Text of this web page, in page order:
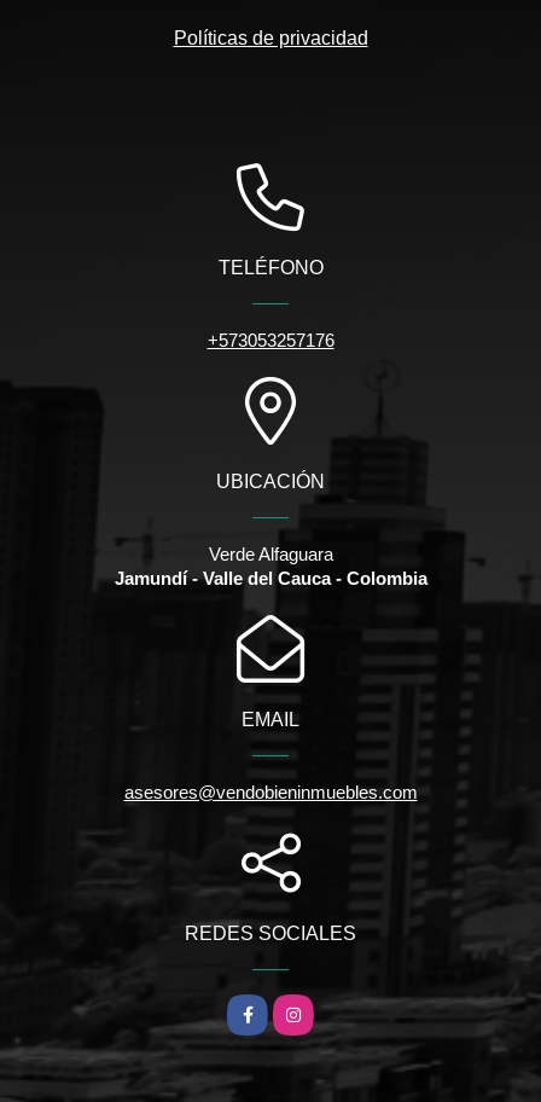
Políticas de privacidad
TELÉFONO
+573053257176
UBICACIÓN
Verde Alfaguara
Jamundí - Valle del Cauca - Colombia
EMAIL
asesores@vendobieninmuebles.com
REDES SOCIALES
FacebookInstagram